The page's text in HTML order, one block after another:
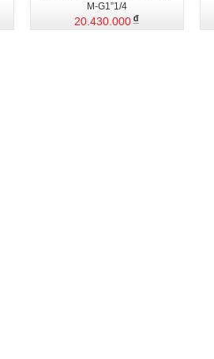
M-G1”1/4
20.430.000